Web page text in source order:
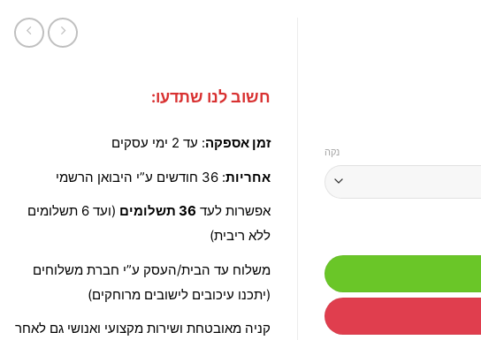
נקה
חשוב לנו שתדעו:
זמן אספקה: עד 2 ימי עסקים
אחריות: 36 חודשים ע”י היבואן הרשמי
אפשרות לעד 36 תשלומים
(ועד 6 תשלומים
ללא ריבית)
משלוח עד הבית/העסק ע”י חברת משלוחים
(יתכנו עיכובים לישובים מרוחקים)
קניה מאובטחת ושירות מקצועי ואנושי גם לאחר